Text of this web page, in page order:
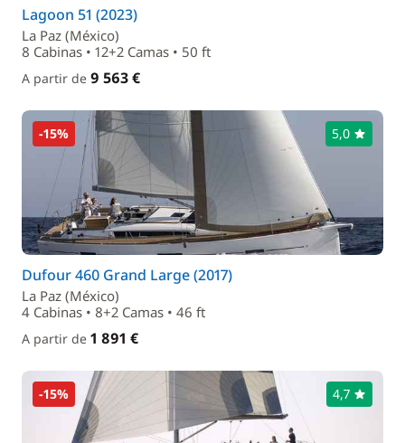
Lagoon 51 (2023)
La Paz (México)
8 Cabinas • 12+2 Camas • 50 ft
A partir de 9 563 €
-15% 5,0
Dufour 460 Grand Large (2017)
La Paz (México)
4 Cabinas • 8+2 Camas • 46 ft
A partir de 1 891 €
-15% 4,7